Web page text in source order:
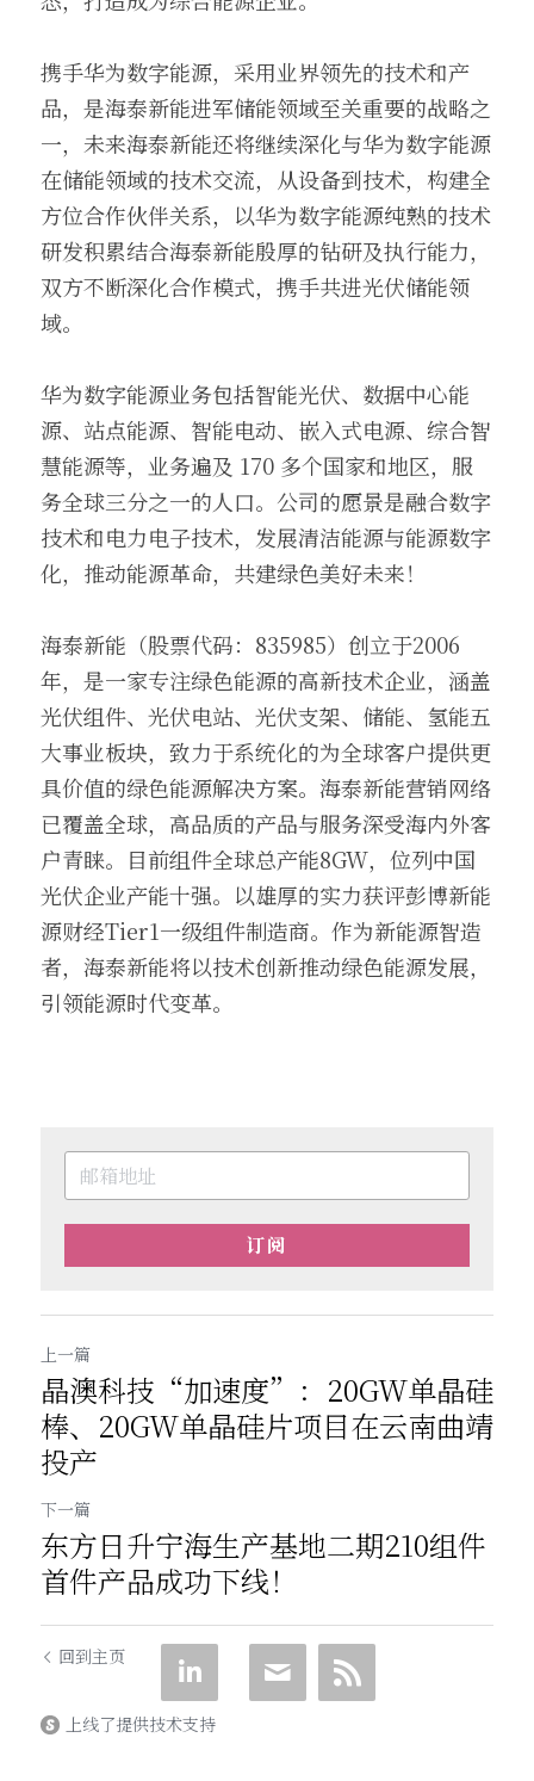
携手华为数字能源，采用业界领先的技术和产
品，是海泰新能进军储能领域至关重要的战略之
一，未来海泰新能还将继续深化与华为数字能源
在储能领域的技术交流，从设备到技术，构建全
方位合作伙伴关系，以华为数字能源纯熟的技术
研发积累结合海泰新能殷厚的钻研及执行能力，
双方不断深化合作模式，携手共进光伏储能领
域。
华为数字能源业务包括智能光伏、数据中心能
源、站点能源、智能电动、嵌入式电源、综合智
慧能源等，业务遍及 170 多个国家和地区，服
务全球三分之一的人口。公司的愿景是融合数字
技术和电力电子技术，发展清洁能源与能源数字
化，推动能源革命，共建绿色美好未来！
海泰新能（股票代码：835985）创立于2006
年，是一家专注绿色能源的高新技术企业，涵盖
光伏组件、光伏电站、光伏支架、储能、氢能五
大事业板块，致力于系统化的为全球客户提供更
具价值的绿色能源解决方案。海泰新能营销网络
已覆盖全球，高品质的产品与服务深受海内外客
户青睐。目前组件全球总产能8GW，位列中国
光伏企业产能十强。以雄厚的实力获评彭博新能
源财经Tier1一级组件制造商。作为新能源智造
者，海泰新能将以技术创新推动绿色能源发展，
引领能源时代变革。
订阅
上一篇
晶澳科技“加速度”：20GW单晶硅
棒、20GW单晶硅片项目在云南曲靖
投产
下一篇
东方日升宁海生产基地二期210组件
首件产品成功下线！
回到主页
上线了提供技术支持